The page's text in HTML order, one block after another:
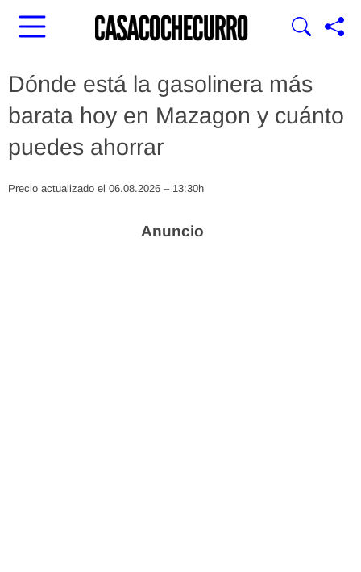
Dónde está la gasolinera más
barata hoy en Mazagon y cuánto
puedes ahorrar
Precio actualizado el 06.08.2026 – 13:30h